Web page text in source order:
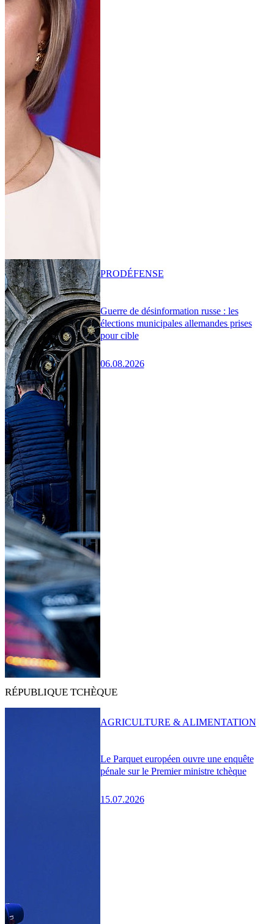
Guerre de désinformation russe : les
élections municipales allemandes prises
pour cible
06.08.2026
PRODÉFENSE
RÉPUBLIQUE TCHÈQUE
Le Parquet européen ouvre une enquête
pénale sur le Premier ministre tchèque
15.07.2026
AGRICULTURE & ALIMENTATION